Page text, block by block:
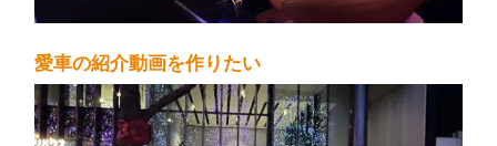
愛車の紹介動画を作りたい